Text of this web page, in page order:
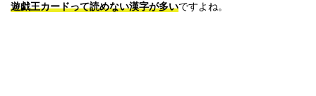
遊戯王カードって読めない漢字が多いですよね。